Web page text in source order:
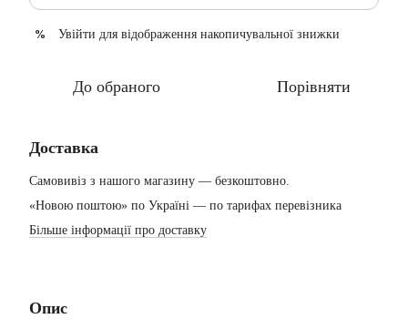
% Увійти для відображення накопичувальної знижки
До обраного Порівняти
Доставка
Самовивіз з нашого магазину — безкоштовно.
«Новою поштою» по Україні — по тарифах перевізника
Більше інформації про доставку
Опис